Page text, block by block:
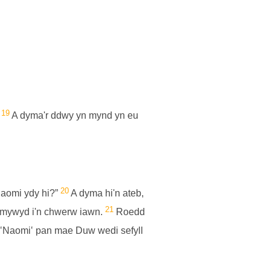
19 A dyma'r ddwy yn mynd yn eu
ydy hi?” 20 A dyma hi'n ateb,
i'n chwerw iawn. 21 Roedd
pan mae Duw wedi sefyll